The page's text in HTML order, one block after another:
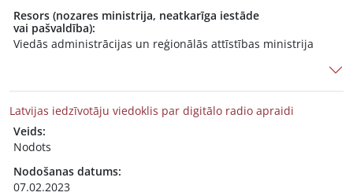
Resors (nozares ministrija, neatkarīga iestāde
vai pašvaldība):
Viedās administrācijas un reģionālās attīstības ministrija
Latvijas iedzīvotāju viedoklis par digitālo radio apraidi
Veids:
Nodots
Nodošanas datums:
07.02.2023